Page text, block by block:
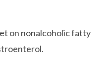
on nonalcoholic fatty